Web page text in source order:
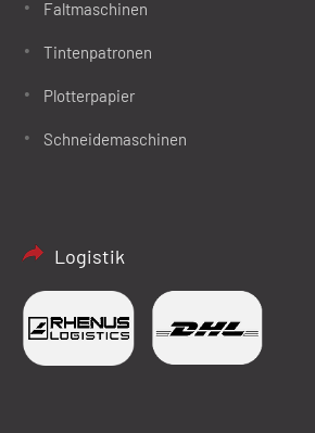
Faltmaschinen
Tintenpatronen
Plotterpapier
Schneidemaschinen
Logistik